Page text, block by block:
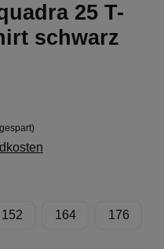
25 T-
schwarz
nicht verfügbar.)
152 164 176